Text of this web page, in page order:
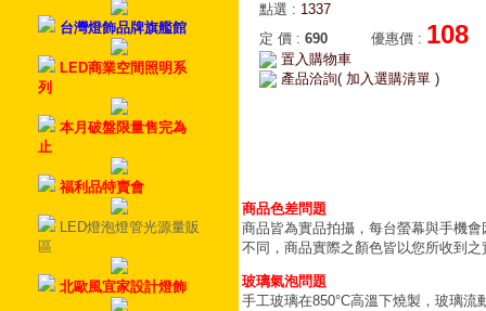
台灣燈飾品牌旗艦館
LED商業空間照明系
列
本月破盤限量售完為
止
福利品特賣會
LED燈泡燈管光源量販
區
北歐風宜家設計燈飾
點選 : 1337
定 價 : 690 優惠價 : 108
置入購物車
產品洽詢( 加入選購清單 )
商品色差問題
商品皆為實品拍攝，每台螢幕與手機
不同，商品實際之顏色皆以您所收到之
玻璃氣泡問題
手工玻璃在850°C高溫下燒製，玻璃